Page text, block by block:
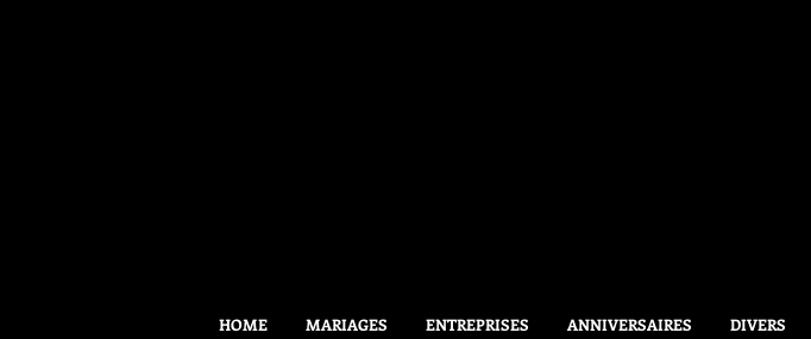
HOME MARIAGES ENTREPRISES ANNIVERSAIRES DIVERS